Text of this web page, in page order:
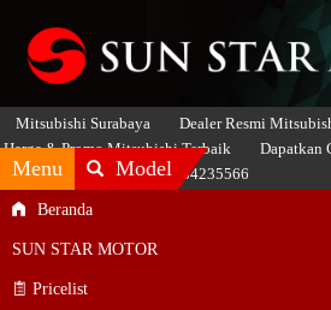
Mitsubishi Surabaya Dealer Resmi
Harga & Promo Mitsubishi Terbaik
Dapatkan
Hubungi SASMITO 081234235566
Menu Model
Beranda
SUN STAR MOTOR
Pricelist